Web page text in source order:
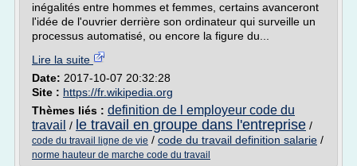
inégalités entre hommes et femmes, certains avanceront
l'idée de l'ouvrier derrière son ordinateur qui surveille un
processus automatisé, ou encore la figure du...
Lire la suite
Date: 2017-10-07 20:32:28
Site : https://fr.wikipedia.org
Thèmes liés : definition de l employeur code du
travail / le travail en groupe dans l'entreprise /
code du travail ligne de vie / code du travail definition salarie /
norme hauteur de marche code du travail